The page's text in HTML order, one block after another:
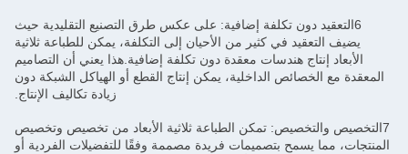
6التعقيد دون تكلفة إضافية: على عكس طرق التصنيع التقليدية حيث
يضيف التعقيد في كثير من الأحيان إلى التكلفة، يمكن للطباعة ثلاثية
الأبعاد إنتاج هندسات معقدة دون تكلفة إضافية.هذا يعني أن التصاميم
المعقدة مع الخصائص الداخلية، يمكن إنتاج القطع أو الهياكل الشبكة دون
زيادة تكاليف الإنتاج.
7التخصيص والتخصيص: تمكن الطباعة ثلاثية الأبعاد من تخصيص وتخصيص
المنتجات، مما يسمح بتصميمات فريدة مصممة وفقًا للتفضيلات الفردية أو